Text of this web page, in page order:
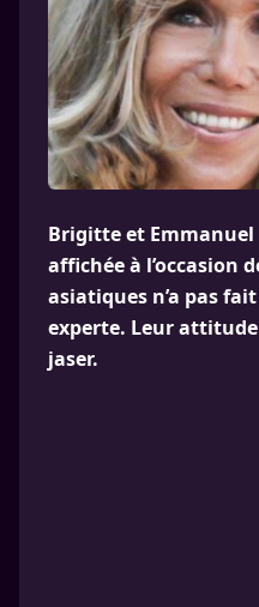
Brigitte et
affichée à l’occasion
asiatiques n’a pas
experte. Leur
jaser.